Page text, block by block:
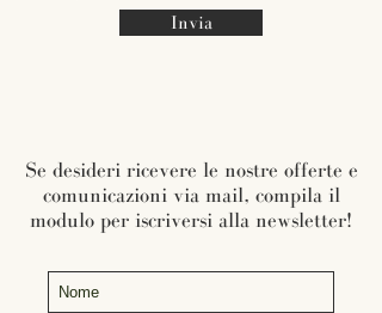
Invia
Se desideri ricevere le nostre offerte e
comunicazioni via mail, compila il
modulo per iscriversi alla newsletter!